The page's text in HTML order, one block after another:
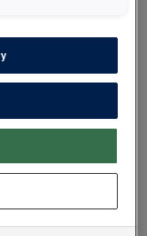
i dag
som passer